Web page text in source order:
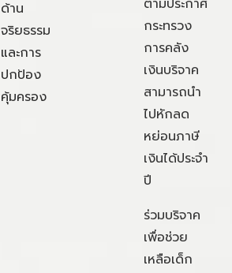
ด้าน
จริยธรรม
และการ
ปกป้อง
คุ้มครอง
กระทรวง
การคลัง
เงินบริจาค
สามารถนำ
ไปหักลด
หย่อนภาษี
เงินได้ประจำ
ปี
ร่วมบริจาค
เพื่อช่วย
เหลือเด็ก